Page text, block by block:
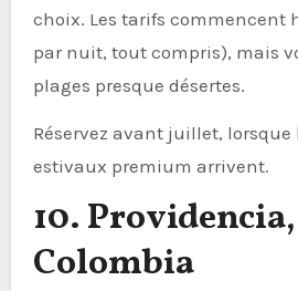
choix. Les tarifs commencent
par nuit, tout compris), mais
plages presque désertes.
Réservez avant juillet, lorsque
estivaux premium arrivent.
10. Providencia,
Colombia